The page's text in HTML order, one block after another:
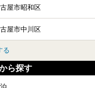
屋市昭和区
屋市中川区
る
ら探す